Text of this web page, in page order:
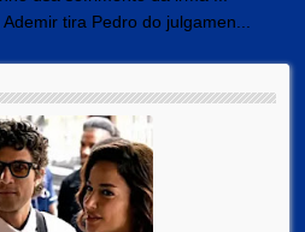
tira Pedro do julgamen...